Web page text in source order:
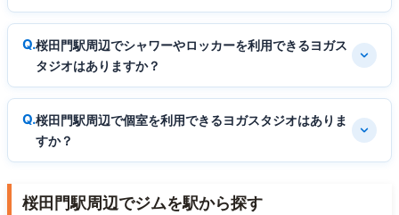
桜田門駅周辺でシャワーやロッカーを利用できるヨガス
タジオはありますか？
桜田門駅周辺で個室を利用できるヨガスタジオはありま
すか？
桜田門駅周辺でジムを駅から探す